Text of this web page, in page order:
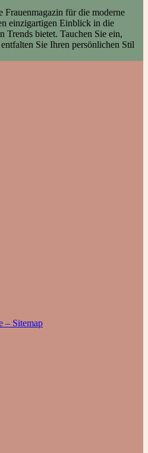
Frauenmagazin für die moderne
einzigartigen Einblick in die
Trends bietet. Tauchen Sie ein,
Sie Ihren persönlichen Stil
– Sitemap